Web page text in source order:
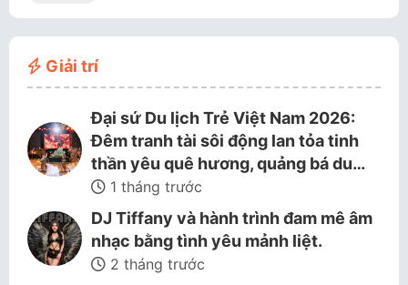
Giải trí
Đại sứ Du lịch Trẻ Việt Nam 2026:
Đêm tranh tài sôi động lan tỏa tinh
thần yêu quê hương, quảng bá du…
1 tháng trước
DJ Tiffany và hành trình đam mê âm
nhạc bằng tình yêu mảnh liệt.
2 tháng trước